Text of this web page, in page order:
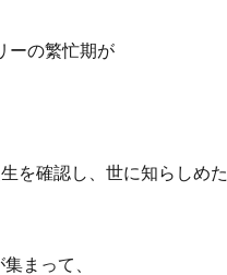
ーの繁忙期が
を確認し、世に知らしめた
まって、